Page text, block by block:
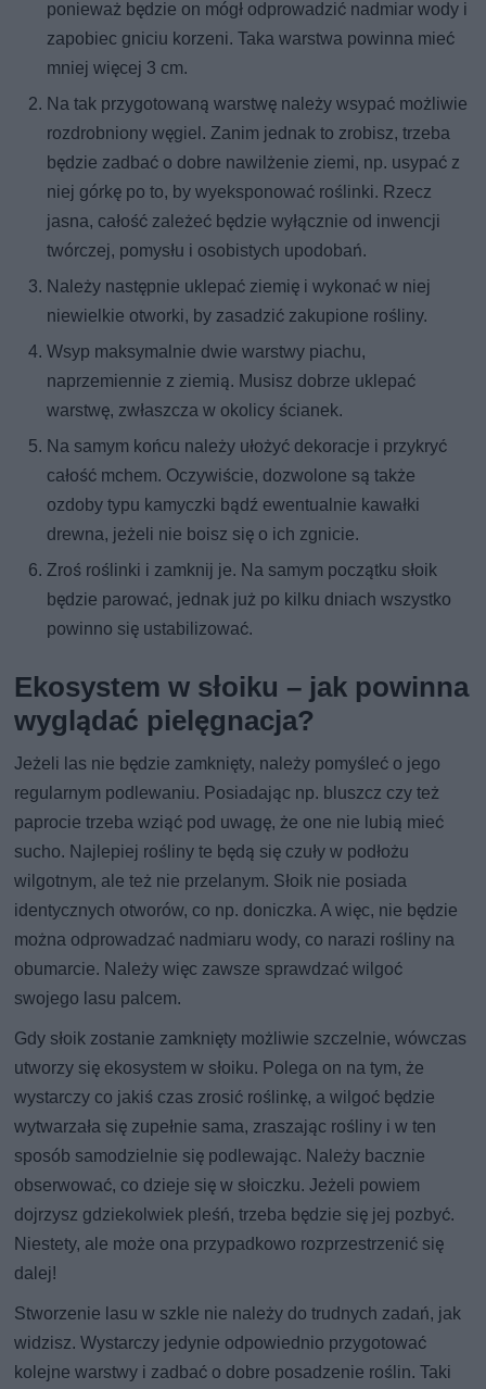
ponieważ będzie on mógł odprowadzić nadmiar wody i
zapobiec gniciu korzeni. Taka warstwa powinna mieć
mniej więcej 3 cm.
Na tak przygotowaną warstwę należy wsypać możliwie
rozdrobniony węgiel. Zanim jednak to zrobisz, trzeba
będzie zadbać o dobre nawilżenie ziemi, np. usypać z
niej górkę po to, by wyeksponować roślinki. Rzecz
jasna, całość zależeć będzie wyłącznie od inwencji
twórczej, pomysłu i osobistych upodobań.
Należy następnie uklepać ziemię i wykonać w niej
niewielkie otworki, by zasadzić zakupione rośliny.
Wsyp maksymalnie dwie warstwy piachu,
naprzemiennie z ziemią. Musisz dobrze uklepać
warstwę, zwłaszcza w okolicy ścianek.
Na samym końcu należy ułożyć dekoracje i przykryć
całość mchem. Oczywiście, dozwolone są także
ozdoby typu kamyczki bądź ewentualnie kawałki
drewna, jeżeli nie boisz się o ich zgnicie.
Zroś roślinki i zamknij je. Na samym początku słoik
będzie parować, jednak już po kilku dniach wszystko
powinno się ustabilizować.
Ekosystem w słoiku – jak powinna
wyglądać pielęgnacja?
Jeżeli las nie będzie zamknięty, należy pomyśleć o jego
regularnym podlewaniu. Posiadając np. bluszcz czy też
paprocie trzeba wziąć pod uwagę, że one nie lubią mieć
sucho. Najlepiej rośliny te będą się czuły w podłożu
wilgotnym, ale też nie przelanym. Słoik nie posiada
identycznych otworów, co np. doniczka. A więc, nie będzie
można odprowadzać nadmiaru wody, co narazi rośliny na
obumarcie. Należy więc zawsze sprawdzać wilgoć
swojego lasu palcem.
Gdy słoik zostanie zamknięty możliwie szczelnie, wówczas
utworzy się ekosystem w słoiku. Polega on na tym, że
wystarczy co jakiś czas zrosić roślinkę, a wilgoć będzie
wytwarzała się zupełnie sama, zraszając rośliny i w ten
sposób samodzielnie się podlewając. Należy bacznie
obserwować, co dzieje się w słoiczku. Jeżeli powiem
dojrzysz gdziekolwiek pleśń, trzeba będzie się jej pozbyć.
Niestety, ale może ona przypadkowo rozprzestrzenić się
dalej!
Stworzenie lasu w szkle nie należy do trudnych zadań, jak
widzisz. Wystarczy jedynie odpowiednio przygotować
kolejne warstwy i zadbać o dobre posadzenie roślin. Taki